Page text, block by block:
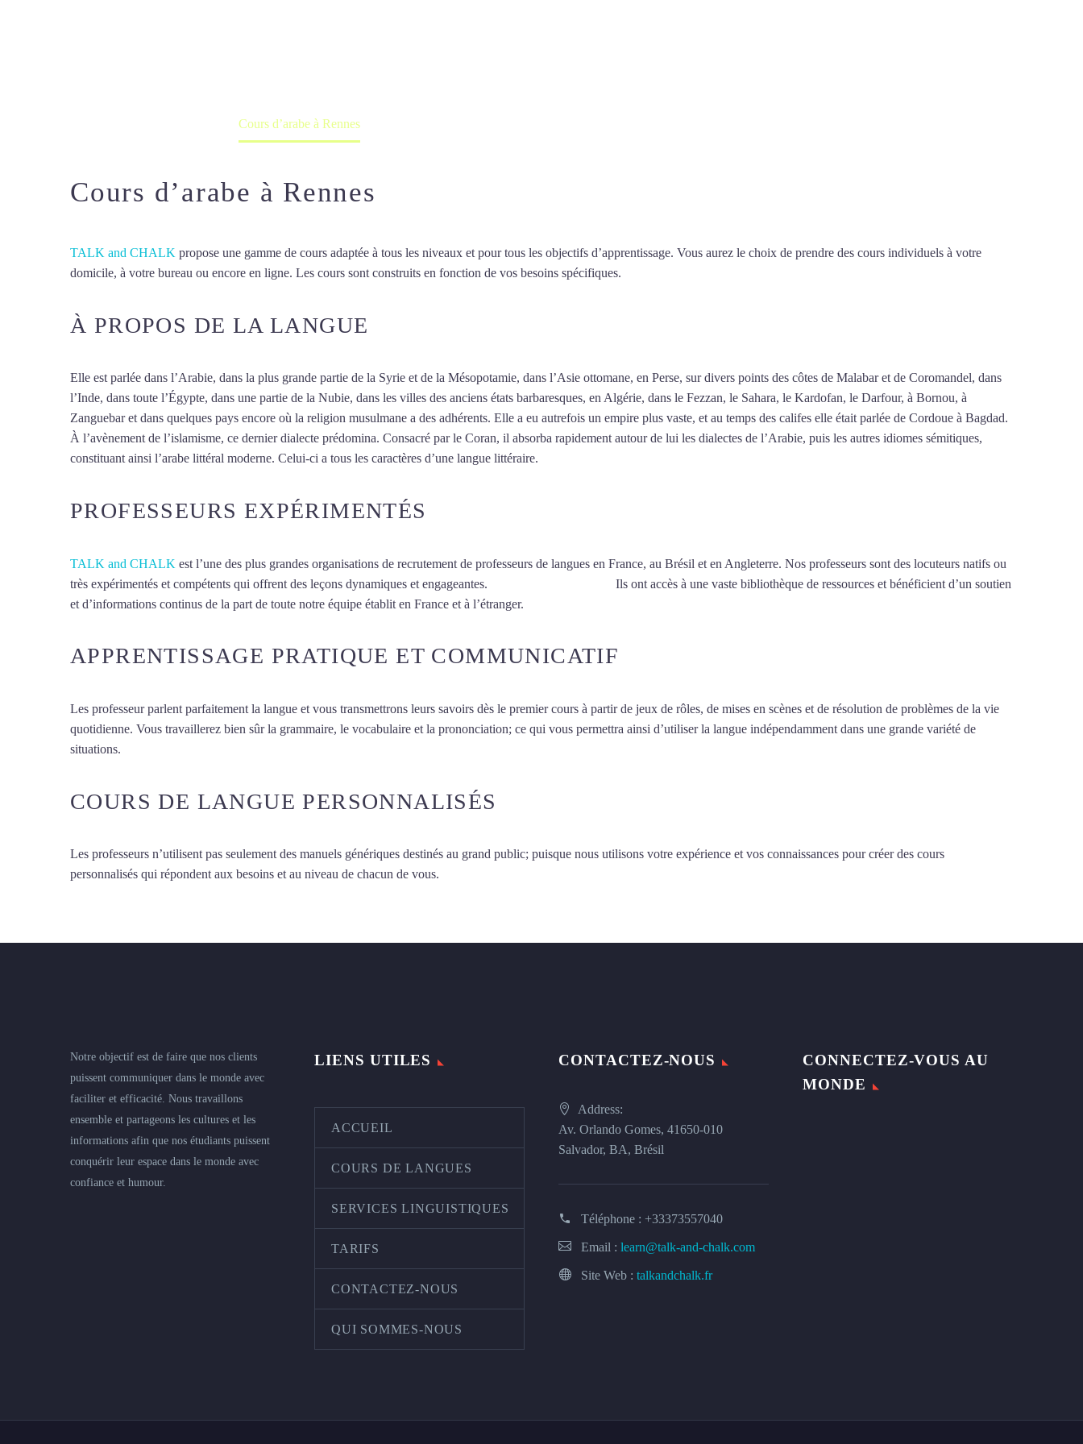
Cours d’arabe à Rennes
Cours d’arabe à Rennes
TALK and CHALK propose une gamme de cours adaptée à tous les niveaux et pour tous les objectifs d’apprentissage. Vous aurez le choix de prendre des cours individuels à votre
domicile, à votre bureau ou encore en ligne. Les cours sont construits en fonction de vos besoins spécifiques.
À PROPOS DE LA LANGUE
Elle est parlée dans l’Arabie, dans la plus grande partie de la Syrie et de la Mésopotamie, dans l’Asie ottomane, en Perse, sur divers points des côtes de Malabar et de Coromandel, dans
l’Inde, dans toute l’Égypte, dans une partie de la Nubie, dans les villes des anciens états barbaresques, en Algérie, dans le Fezzan, le Sahara, le Kardofan, le Darfour, à Bornou, à
Zanguebar et dans quelques pays encore où la religion musulmane a des adhérents. Elle a eu autrefois un empire plus vaste, et au temps des califes elle était parlée de Cordoue à Bagdad.
À l’avènement de l’islamisme, ce dernier dialecte prédomina. Consacré par le Coran, il absorba rapidement autour de lui les dialectes de l’Arabie, puis les autres idiomes sémitiques,
constituant ainsi l’arabe littéral moderne. Celui-ci a tous les caractères d’une langue littéraire.
PROFESSEURS EXPÉRIMENTÉS
TALK and CHALK est l’une des plus grandes organisations de recrutement de professeurs de langues en France, au Brésil et en Angleterre. Nos professeurs sont des locuteurs natifs ou
très expérimentés et compétents qui offrent des leçons dynamiques et engageantes.
Ils ont accès à une vaste bibliothèque de ressources et bénéficient d’un soutien
et d’informations continus de la part de toute notre équipe établit en France et à l’étranger.
APPRENTISSAGE PRATIQUE ET COMMUNICATIF
Les professeur parlent parfaitement la langue et vous transmettrons leurs savoirs dès le premier cours à partir de jeux de rôles, de mises en scènes et de résolution de problèmes de la vie
quotidienne. Vous travaillerez bien sûr la grammaire, le vocabulaire et la prononciation; ce qui vous permettra ainsi d’utiliser la langue indépendamment dans une grande variété de
situations.
COURS DE LANGUE PERSONNALISÉS
Les professeurs n’utilisent pas seulement des manuels génériques destinés au grand public; puisque nous utilisons votre expérience et vos connaissances pour créer des cours
personnalisés qui répondent aux besoins et au niveau de chacun de vous.
Notre objectif est de faire que nos clients
puissent communiquer dans le monde avec
faciliter et efficacité. Nous travaillons
ensemble et partageons les cultures et les
informations afin que nos étudiants puissent
conquérir leur espace dans le monde avec
confiance et humour.
LIENS UTILES
ACCUEIL
COURS DE LANGUES
SERVICES LINGUISTIQUES
TARIFS
CONTACTEZ-NOUS
QUI SOMMES-NOUS
CONTACTEZ-NOUS
Address:
Av. Orlando Gomes, 41650-010
Salvador, BA, Brésil
Téléphone : +33373557040
Email : learn@talk-and-chalk.com
Site Web : talkandchalk.fr
CONNECTEZ-VOUS AU
MONDE